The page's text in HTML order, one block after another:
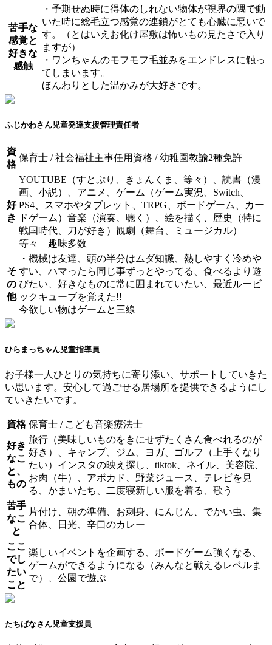
苦手な
感覚と
好きな
感触
・予期せぬ時に得体のしれない物体が視界の隅で動
いた時に総毛立つ感覚の連鎖がとても心臓に悪いで
す。（とはいえお化け屋敷は怖いもの見たさで入り
ますが）
・ワンちゃんのモフモフ毛並みをエンドレスに触っ
てしまいます。
ほんわりとした温かみが大好きです。
ふじかわさん児童発達支援管理責任者
資
格
保育士 / 社会福祉主事任用資格 / 幼稚園教諭2種免許
好
き
YOUTUBE（すとぷり、きょんくま、等々）、読書（漫
画、小説）、アニメ、ゲーム（ゲーム実況、Switch、
PS4、スマホやタブレット、TRPG、ボードゲーム、カー
ドゲーム）音楽（演奏、聴く）、絵を描く、歴史（特に
戦国時代、刀が好き）観劇（舞台、ミュージカル）
等々 趣味多数
そ
の
他
・機械は友達、頭の半分はムダ知識、熱しやすく冷めや
すい、ハマったら同じ事ずっとやってる、食べるより遊
びたい、好きなものに常に囲まれていたい、最近ルービ
ックキューブを覚えた!!
今欲しい物はゲームと三線
ひらまっちゃん児童指導員
お子様一人ひとりの気持ちに寄り添い、サポートしていきた
い思います。安心して過ごせる居場所を提供できるようにし
ていきたいです。
資格 保育士 / こども音楽療法士
好き
なこ
と、
もの
旅行（美味しいものをきにせずたくさん食べれるのが
好き）、キャンプ、ジム、ヨガ、ゴルフ（上手くなり
たい）インスタの映え探し、tiktok、ネイル、美容院、
お肉（牛）、アボカド、野菜ジュース、テレビを見
る、かまいたち、二度寝新しい服を着る、歌う
苦手
なこ
と
片付け、朝の準備、お刺身、にんじん、でかい虫、集
合体、日光、辛口のカレー
ここ
でし
たい
こと
楽しいイベントを企画する、ボードゲーム強くなる、
ゲームができるようになる（みんなと戦えるレベルま
で）、公園で遊ぶ
たちばなさん児童支援員